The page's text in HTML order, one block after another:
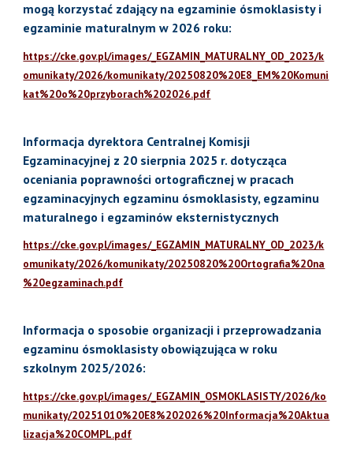
mogą korzystać zdający na egzaminie ósmoklasisty i
egzaminie maturalnym w 2026 roku:
https://cke.gov.pl/images/_EGZAMIN_MATURALNY_OD_2023/k
omunikaty/2026/komunikaty/20250820%20E8_EM%20Komuni
kat%20o%20przyborach%202026.pdf
Informacja dyrektora Centralnej Komisji
Egzaminacyjnej z 20 sierpnia 2025 r. dotycząca
oceniania poprawności ortograficznej w pracach
egzaminacyjnych egzaminu ósmoklasisty, egzaminu
maturalnego i egzaminów eksternistycznych
https://cke.gov.pl/images/_EGZAMIN_MATURALNY_OD_2023/k
omunikaty/2026/komunikaty/20250820%20Ortografia%20na
%20egzaminach.pdf
Informacja o sposobie organizacji i przeprowadzania
egzaminu ósmoklasisty obowiązująca w roku
szkolnym 2025/2026:
https://cke.gov.pl/images/_EGZAMIN_OSMOKLASISTY/2026/ko
munikaty/20251010%20E8%202026%20Informacja%20Aktua
lizacja%20COMPL.pdf